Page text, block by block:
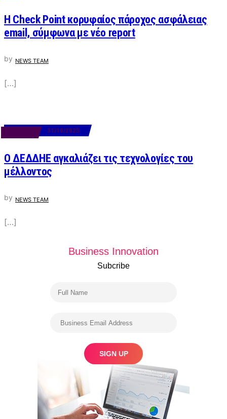
Η Check Point κορυφαίος πάροχος ασφάλειας
email, σύμφωνα με νέο report
by NEWS TEAM
[…]
31/10/2025
Ο ΔΕΔΔΗΕ αγκαλιάζει τις τεχνολογίες του
μέλλοντος
by NEWS TEAM
[…]
Business Innovation
Subcribe